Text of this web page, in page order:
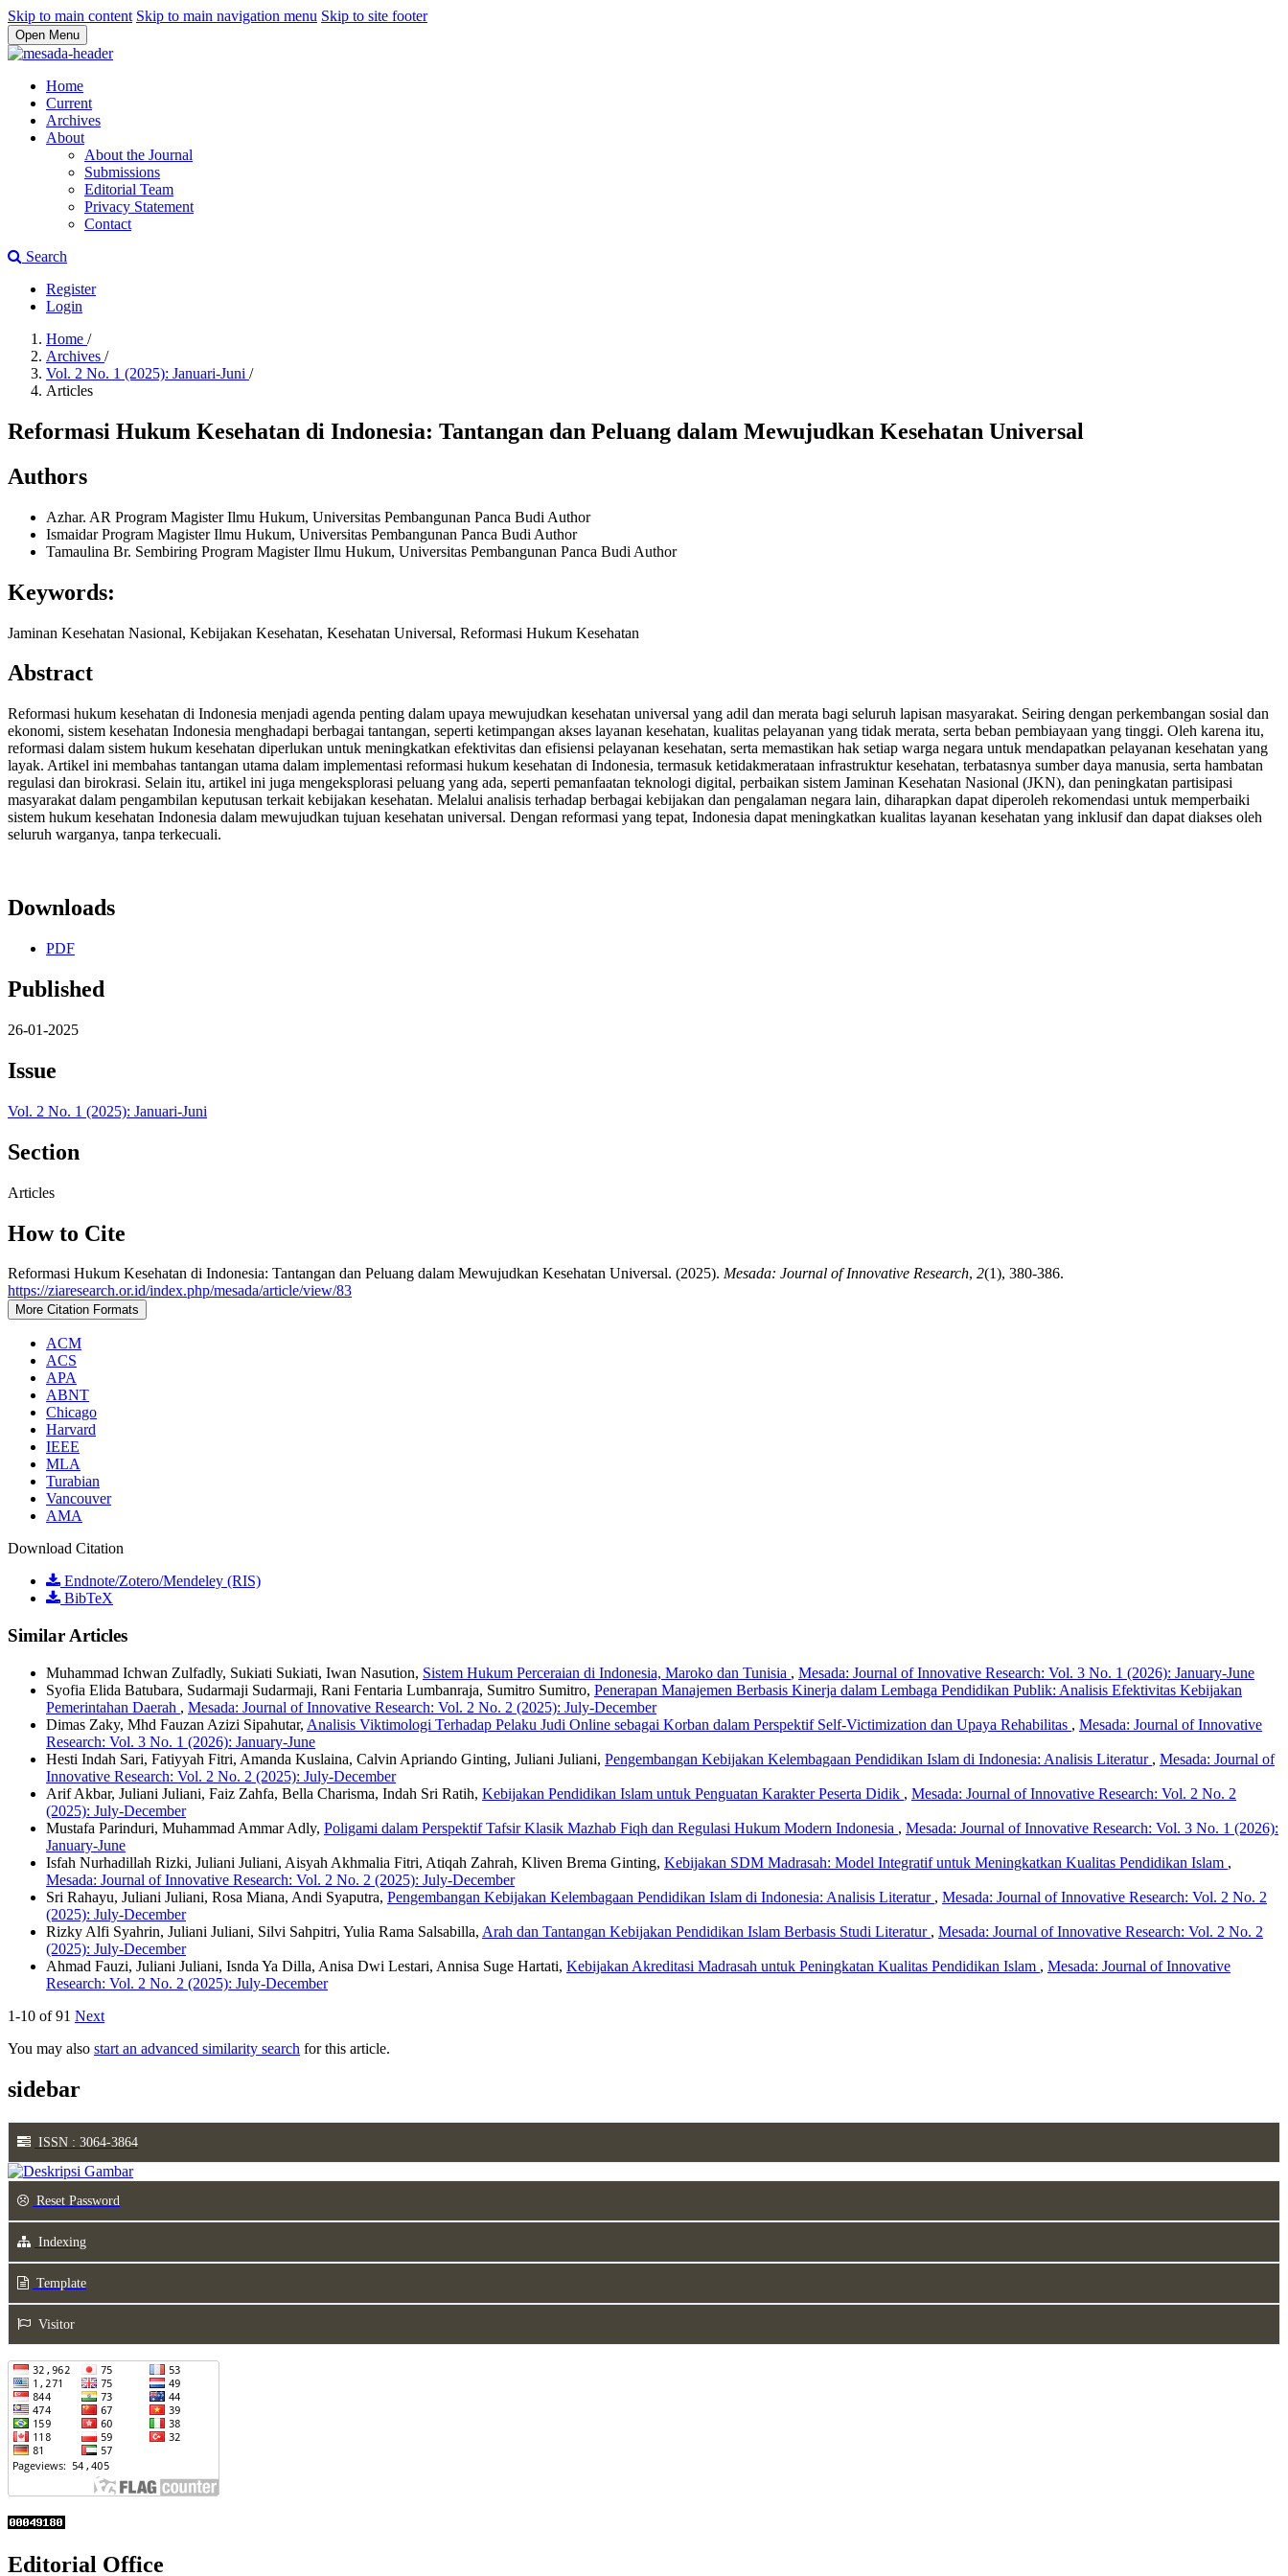
Skip to main content Skip to main navigation menu Skip to site footer
Open Menu
Home
Current
Archives
About
About the Journal
Submissions
Editorial Team
Privacy Statement
Contact
Search
Register
Login
Home /
Archives /
Vol. 2 No. 1 (2025): Januari-Juni /
Articles
Reformasi Hukum Kesehatan di Indonesia: Tantangan dan Peluang dalam Mewujudkan Kesehatan Universal
Authors
Azhar. AR Program Magister Ilmu Hukum, Universitas Pembangunan Panca Budi Author
IsmaidarProgram Magister Ilmu Hukum, Universitas Pembangunan Panca Budi Author
Tamaulina Br. Sembiring Program Magister Ilmu Hukum, Universitas Pembangunan Panca Budi Author
Keywords:
Jaminan Kesehatan Nasional, Kebijakan Kesehatan, Kesehatan Universal, Reformasi Hukum Kesehatan
Abstract
Reformasi hukum kesehatan di Indonesia menjadi agenda penting dalam upaya mewujudkan kesehatan universal yang adil dan merata bagi seluruh lapisan masyarakat. Seiring dengan perkembangan sosial dan
ekonomi, sistem kesehatan Indonesia menghadapi berbagai tantangan, seperti ketimpangan akses layanan kesehatan, kualitas pelayanan yang tidak merata, serta beban pembiayaan yang tinggi. Oleh karena itu,
reformasi dalam sistem hukum kesehatan diperlukan untuk meningkatkan efektivitas dan efisiensi pelayanan kesehatan, serta memastikan hak setiap warga negara untuk mendapatkan pelayanan kesehatan yang
layak. Artikel ini membahas tantangan utama dalam implementasi reformasi hukum kesehatan di Indonesia, termasuk ketidakmerataan infrastruktur kesehatan, terbatasnya sumber daya manusia, serta hambatan
regulasi dan birokrasi. Selain itu, artikel ini juga mengeksplorasi peluang yang ada, seperti pemanfaatan teknologi digital, perbaikan sistem Jaminan Kesehatan Nasional (JKN), dan peningkatan partisipasi
masyarakat dalam pengambilan keputusan terkait kebijakan kesehatan. Melalui analisis terhadap berbagai kebijakan dan pengalaman negara lain, diharapkan dapat diperoleh rekomendasi untuk memperbaiki
sistem hukum kesehatan Indonesia dalam mewujudkan tujuan kesehatan universal. Dengan reformasi yang tepat, Indonesia dapat meningkatkan kualitas layanan kesehatan yang inklusif dan dapat diakses oleh
seluruh warganya, tanpa terkecuali.
Downloads
PDF
Published
26-01-2025
Issue
Vol. 2 No. 1 (2025): Januari-Juni
Section
Articles
How to Cite
Reformasi Hukum Kesehatan di Indonesia: Tantangan dan Peluang dalam Mewujudkan Kesehatan Universal. (2025). Mesada: Journal of Innovative Research, 2(1), 380-386.
https://ziaresearch.or.id/index.php/mesada/article/view/83
More Citation Formats
ACM
ACS
APA
ABNT
Chicago
Harvard
IEEE
MLA
Turabian
Vancouver
AMA
Download Citation
Endnote/Zotero/Mendeley (RIS)
BibTeX
Similar Articles
Muhammad Ichwan Zulfadly, Sukiati Sukiati, Iwan Nasution, Sistem Hukum Perceraian di Indonesia, Maroko dan Tunisia , Mesada: Journal of Innovative Research: Vol. 3 No. 1 (2026): January-June
Syofia Elida Batubara, Sudarmaji Sudarmaji, Rani Fentaria Lumbanraja, Sumitro Sumitro, Penerapan Manajemen Berbasis Kinerja dalam Lembaga Pendidikan Publik: Analisis Efektivitas Kebijakan
Pemerintahan Daerah , Mesada: Journal of Innovative Research: Vol. 2 No. 2 (2025): July-December
Dimas Zaky, Mhd Fauzan Azizi Sipahutar, Analisis Viktimologi Terhadap Pelaku Judi Online sebagai Korban dalam Perspektif Self-Victimization dan Upaya Rehabilitas , Mesada: Journal of Innovative
Research: Vol. 3 No. 1 (2026): January-June
Hesti Indah Sari, Fatiyyah Fitri, Amanda Kuslaina, Calvin Apriando Ginting, Juliani Juliani, Pengembangan Kebijakan Kelembagaan Pendidikan Islam di Indonesia: Analisis Literatur , Mesada: Journal of
Innovative Research: Vol. 2 No. 2 (2025): July-December
Arif Akbar, Juliani Juliani, Faiz Zahfa, Bella Charisma, Indah Sri Ratih, Kebijakan Pendidikan Islam untuk Penguatan Karakter Peserta Didik , Mesada: Journal of Innovative Research: Vol. 2 No. 2
(2025): July-December
Mustafa Parinduri, Muhammad Ammar Adly, Poligami dalam Perspektif Tafsir Klasik Mazhab Fiqh dan Regulasi Hukum Modern Indonesia , Mesada: Journal of Innovative Research: Vol. 3 No. 1 (2026):
January-June
Isfah Nurhadillah Rizki, Juliani Juliani, Aisyah Akhmalia Fitri, Atiqah Zahrah, Kliven Brema Ginting, Kebijakan SDM Madrasah: Model Integratif untuk Meningkatkan Kualitas Pendidikan Islam ,
Mesada: Journal of Innovative Research: Vol. 2 No. 2 (2025): July-December
Sri Rahayu, Juliani Juliani, Rosa Miana, Andi Syaputra, Pengembangan Kebijakan Kelembagaan Pendidikan Islam di Indonesia: Analisis Literatur , Mesada: Journal of Innovative Research: Vol. 2 No. 2
(2025): July-December
Rizky Alfi Syahrin, Juliani Juliani, Silvi Sahpitri, Yulia Rama Salsabilla, Arah dan Tantangan Kebijakan Pendidikan Islam Berbasis Studi Literatur , Mesada: Journal of Innovative Research: Vol. 2 No. 2
(2025): July-December
Ahmad Fauzi, Juliani Juliani, Isnda Ya Dilla, Anisa Dwi Lestari, Annisa Suge Hartati, Kebijakan Akreditasi Madrasah untuk Peningkatan Kualitas Pendidikan Islam , Mesada: Journal of Innovative
Research: Vol. 2 No. 2 (2025): July-December
1-10 of 91 Next
You may also start an advanced similarity search for this article.
sidebar
ISSN : 3064-3864
Reset Password
Indexing
Template
Visitor
Editorial Office